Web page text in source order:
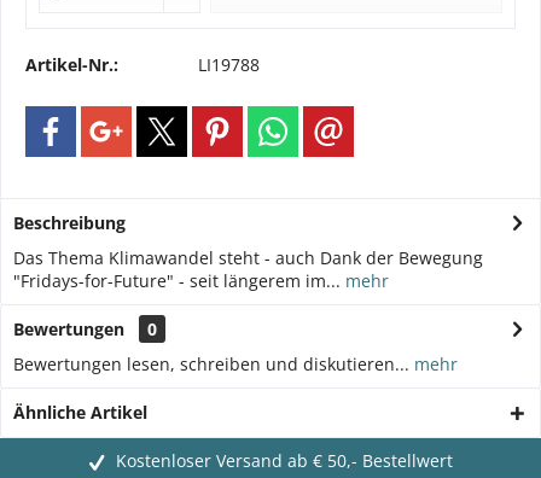
Artikel-Nr.: LI19788
Beschreibung
Das Thema Klimawandel steht - auch Dank der Bewegung
"Fridays-for-Future" - seit längerem im... mehr
Bewertungen
0
Bewertungen lesen, schreiben und diskutieren... mehr
Ähnliche Artikel
Kostenloser Versand ab € 50,- Bestellwert